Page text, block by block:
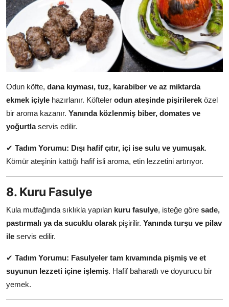
Odun köfte, dana kıyması, tuz, karabiber ve az miktarda
ekmek içiyle hazırlanır. Köfteler odun ateşinde pişirilerek özel
bir aroma kazanır. Yanında közlenmiş biber, domates ve
yoğurtlaservis edilir.
✔ Tadım Yorumu: Dışı hafif çıtır, içi ise sulu ve yumuşak.
Kömür ateşinin kattığı hafif isli aroma, etin lezzetini artırıyor.
8. Kuru Fasulye
Kula mutfağında sıklıkla yapılan kuru fasulye, isteğe göre sade,
pastırmalı ya da sucuklu olarak pişirilir. Yanında turşu ve pilav
ile servis edilir.
✔ Tadım Yorumu: Fasulyeler tam kıvamında pişmiş ve et
suyunun lezzeti içine işlemiş. Hafif baharatlı ve doyurucu bir
yemek.